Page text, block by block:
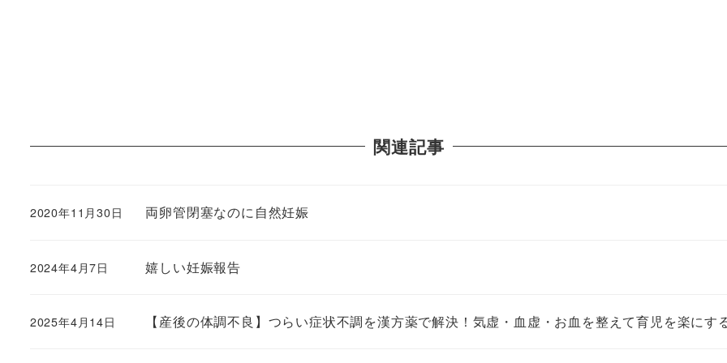
関連記事
両卵管閉塞なのに自然妊娠
2020年11月30日
嬉しい妊娠報告
2024年4月7日
【産後の体調不良】つらい症状不調を漢方薬で解決！気虚・血虚・お血を整えて育児を楽にす
2025年4月14日